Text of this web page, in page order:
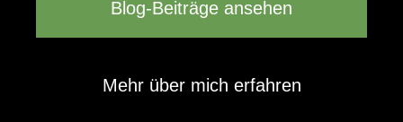
Blog-Beiträge ansehen
Mehr über mich erfahren